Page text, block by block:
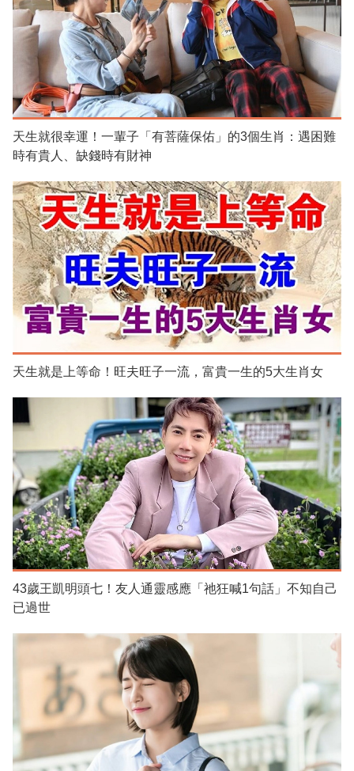
天生就很幸運！一輩子「有菩薩保佑」的3個生肖：遇困難
時有貴人、缺錢時有財神
天生就是上等命！旺夫旺子一流，富貴一生的5大生肖女
43歲王凱明頭七！友人通靈感應「祂狂喊1句話」不知自己
已過世